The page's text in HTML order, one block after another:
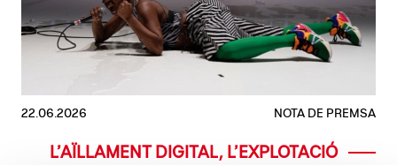
22.06.2026 NOTA DE PREMSA
L’AÏLLAMENT DIGITAL, L’EXPLOTACIÓ